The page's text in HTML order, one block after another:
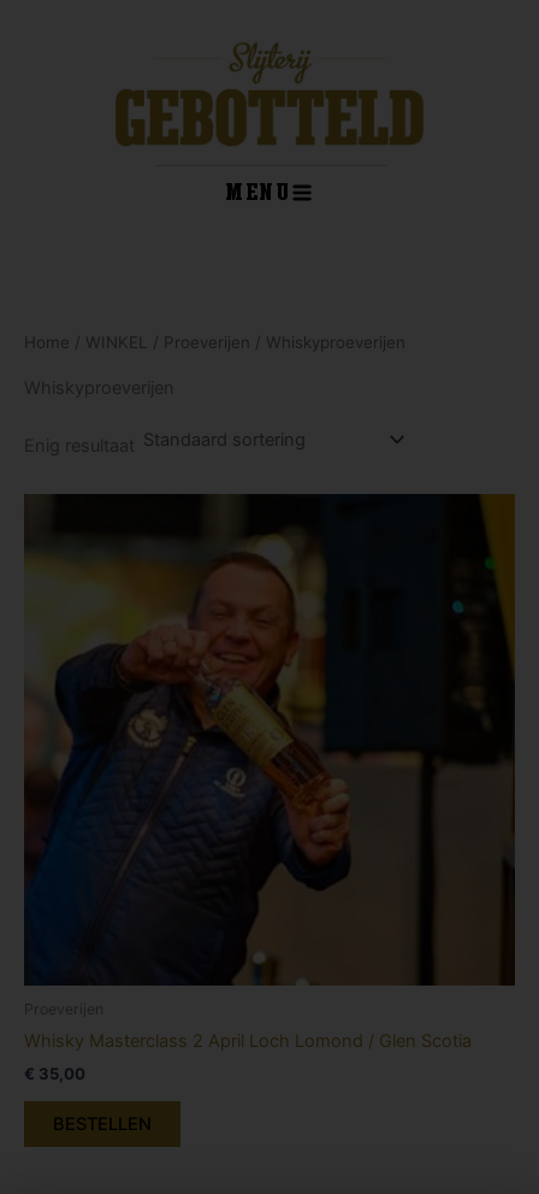
MENU
Home / WINKEL / Proeverijen / Whiskyproeverijen
Whiskyproeverijen
Enig resultaat
Proeverijen
Whisky Masterclass 2 April Loch Lomond / Glen Scotia
€ 35,00
BESTELLEN